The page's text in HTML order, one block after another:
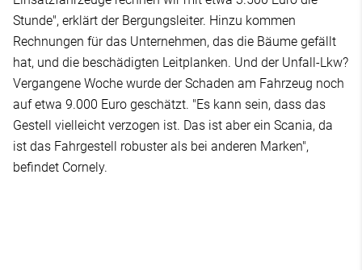
Stunde", erklärt der Bergungsleiter. Hinzu kommen
Rechnungen für das Unternehmen, das die Bäume gefällt
hat, und die beschädigten Leitplanken. Und der Unfall-Lkw?
Vergangene Woche wurde der Schaden am Fahrzeug noch
auf etwa 9.000 Euro geschätzt. "Es kann sein, dass das
Gestell vielleicht verzogen ist. Das ist aber ein Scania, da
ist das Fahrgestell robuster als bei anderen Marken",
befindet Cornely.